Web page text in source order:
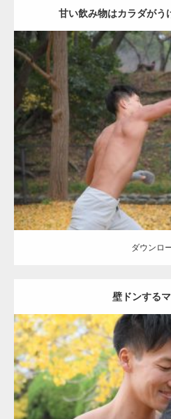
甘い飲み物はカラダがう
Update:
Category: 公園のマッチョ その他
ダウンロード
ダウンロ
壁ドンする
Update:
Category:公園のマッチョ その他
筋